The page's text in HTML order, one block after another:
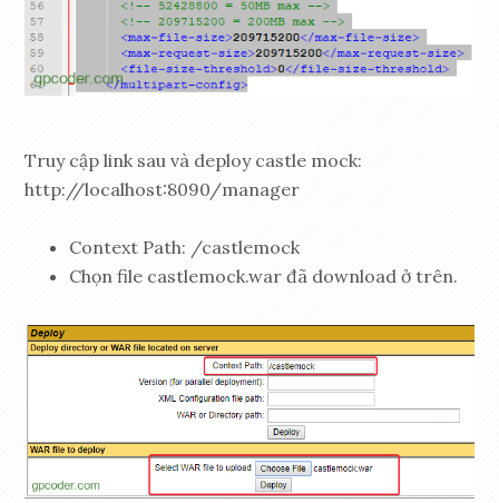
Truy cập link sau và deploy castle mock:
http://localhost:8090/manager
Context Path: /castlemock
Chọn file castlemock.war đã download ở trên.